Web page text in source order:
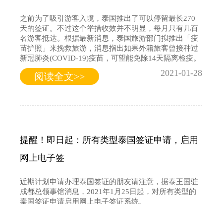
之前为了吸引游客入境，泰国推出了可以停留最长270
天的签证。不过这个举措收效并不明显，每月只有几百
名游客抵达。根据最新消息，泰国旅游部门拟推出「疫
苗护照」来挽救旅游，消息指出如果外籍旅客曾接种过
新冠肺炎(COVID-19)疫苗，可望能免除14天隔离检疫。
阅读全文>> 2021-01-28
提醒！即日起：所有类型泰国签证申请，启用
网上电子签
近期计划申请办理泰国签证的朋友请注意，据泰王国驻
成都总领事馆消息，2021年1月25日起，对所有类型的
泰国签证申请启用网上电子签证系统。